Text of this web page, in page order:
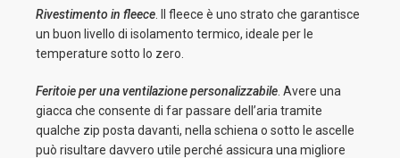
Rivestimento in fleece . Il fleece è uno strato che garantisce
un buon livello di isolamento termico, ideale per le
temperature sotto lo zero.
Feritoie per una ventilazione personalizzabile . Avere una
giacca che consente di far passare dell’aria tramite
qualche zip posta davanti, nella schiena o sotto le ascelle
può risultare davvero utile perché assicura una migliore